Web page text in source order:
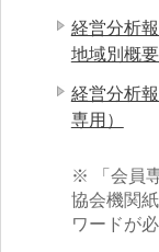
経営分析
地域別概要
経営分析
専用）
※ 「会員
協会機関
ワードが